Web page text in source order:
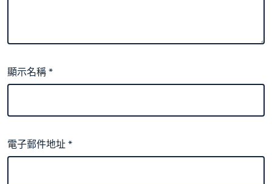
顯示名稱*
電子郵件地址*